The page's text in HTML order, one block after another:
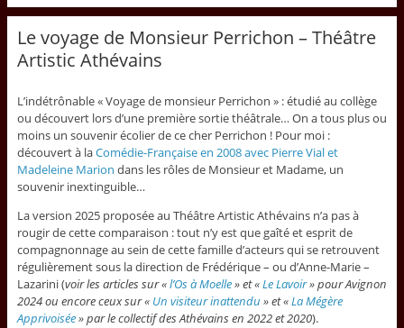
Le voyage de Monsieur Perrichon – Théâtre
Artistic Athévains
L’indétrônable « Voyage de monsieur Perrichon » : étudié au collège
ou découvert lors d’une première sortie théâtrale… On a tous plus ou
moins un souvenir écolier de ce cher Perrichon ! Pour moi :
découvert à laComédie-Française en 2008 avec Pierre Vial et
Madeleine Marion dans les rôles de Monsieur et Madame, un
souvenir inextinguible…
La version 2025 proposée au Théâtre Artistic Athévains n’a pas à
rougir de cette comparaison : tout n’y est que gaîté et esprit de
compagnonnage au sein de cette famille d’acteurs qui se retrouvent
régulièrement sous la direction de Frédérique – ou d’Anne-Marie –
Lazarini (voir les articles sur «l’Os à Moelle» et «Le Lavoir» pour Avignon
2024 ou encore ceux sur « Un visiteur inattendu » et «La Mégère
Apprivoisée» par le collectif des Athévains en 2022 et 2020).